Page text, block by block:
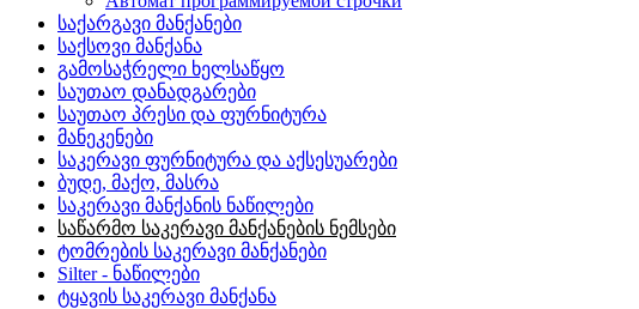
საქარგავი მანქანები
საქსოვი მანქანა
გამოსაჭრელი ხელსაწყო
საუთაო დანადგარები
საუთაო პრესი და ფურნიტურა
მანეკენები
საკერავი ფურნიტურა და აქსესუარები
ბუდე, მაქო, მასრა
საკერავი მანქანის ნაწილები
საწარმო საკერავი მანქანების ნემსები
ტომრების საკერავი მანქანები
Silter - ნაწილები
ტყავის საკერავი მანქანა